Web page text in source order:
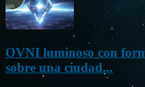
OVNI luminoso con
sobre una ciudad...